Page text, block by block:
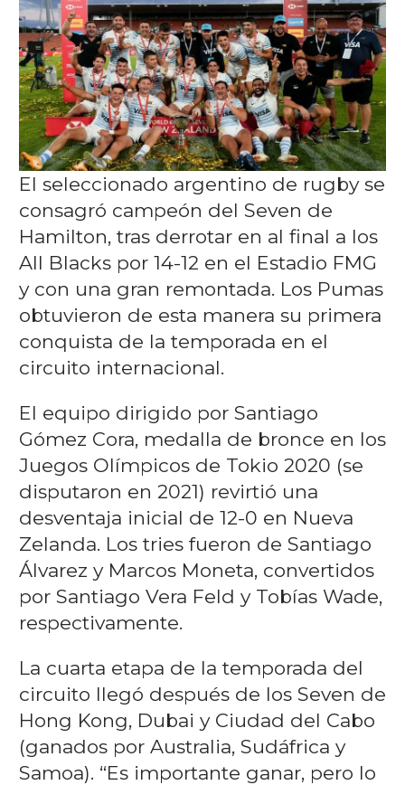
El seleccionado argentino de rugby se
consagró campeón del Seven de
Hamilton, tras derrotar en al final a los
All Blacks por 14-12 en el Estadio FMG
y con una gran remontada. Los Pumas
obtuvieron de esta manera su primera
conquista de la temporada en el
circuito internacional.
El equipo dirigido por Santiago
Gómez Cora, medalla de bronce en los
Juegos Olímpicos de Tokio 2020 (se
disputaron en 2021) revirtió una
desventaja inicial de 12-0 en Nueva
Zelanda. Los tries fueron de Santiago
Álvarez y Marcos Moneta, convertidos
por Santiago Vera Feld y Tobías Wade,
respectivamente.
La cuarta etapa de la temporada del
circuito llegó después de los Seven de
Hong Kong, Dubai y Ciudad del Cabo
(ganados por Australia, Sudáfrica y
Samoa). “Es importante ganar, pero lo